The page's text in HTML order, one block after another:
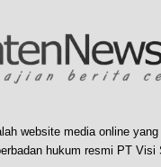
website media online
hukum resmi PT Visi